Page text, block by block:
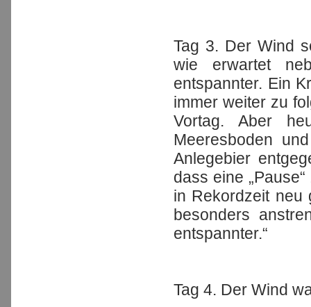
Tag 3. Der Wind
wie erwartet
entspannter. Ein
immer weiter zu
Vortag. Aber
Meeresboden
Anlegebier
dass eine
in Rekordzeit neu
besonders
entspannter.“
Tag 4. Der Wind